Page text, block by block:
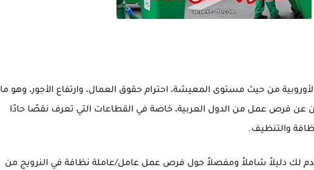
من حيث مستوى المعيشة، احترام حقوق العمال، وارتفاع الأجور، وهو ما
عن فرص عمل من الدول العربية، خاصة في القطاعات التي تعرف نقصًا حادًا
والتنظيف.
لك دليلاً شاملاً ومفصلاً حول فرص عمل عامل/عاملة نظافة في النرويج من